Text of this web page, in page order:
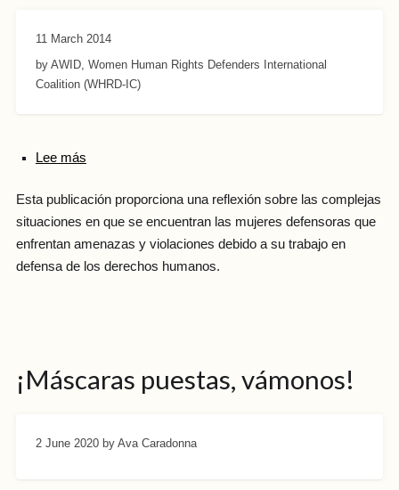
11 March 2014
by AWID, Women Human Rights Defenders International
Coalition (WHRD-IC)
Lee más
Esta publicación proporciona una reflexión sobre las complejas
situaciones en que se encuentran las mujeres defensoras que
enfrentan amenazas y violaciones debido a su trabajo en
defensa de los derechos humanos.
¡Máscaras puestas, vámonos!
2 June 2020 by Ava Caradonna